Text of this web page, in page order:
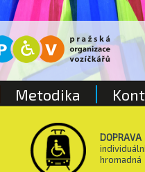
DOPRAVA
hromadná
Metodika